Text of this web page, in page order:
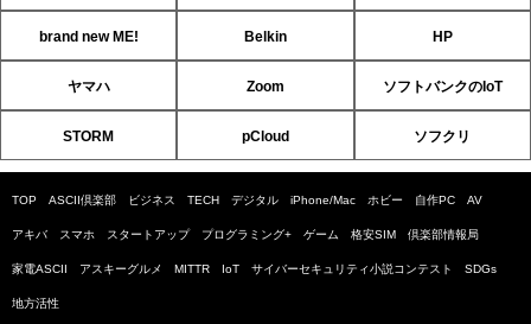
brand new ME! Belkin HP
ヤマハ Zoom ソフトバンクのIoT
STORM pCloud ソフクリ
TOP ASCII倶楽部 ビジネス TECH デジタル iPhone/Mac ホビー 自作PC AV
アキバ スマホ スタートアップ プログラミング+ ゲーム 格安SIM 倶楽部情報局
家電ASCII アスキーグルメ MITTR IoT サイバーセキュリティ小説コンテスト SDGs
地方活性